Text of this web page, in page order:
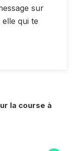
sur
qui te
la course à